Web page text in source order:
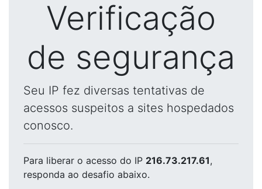
Verificação
de segurança
Seu IP fez diversas tentativas de
acessos suspeitos a sites hospedados
conosco.
Para liberar o acesso do IP 216.73.217.61,
responda ao desafio abaixo.